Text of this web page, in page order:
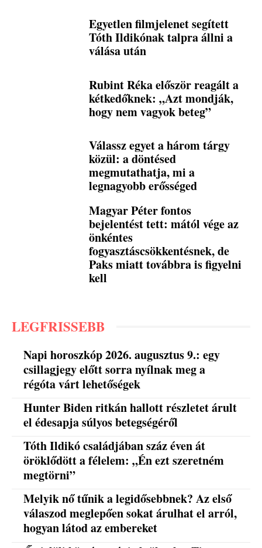
Egyetlen filmjelenet segített
Tóth Ildikónak talpra állni a
válása után
Rubint Réka először reagált a
kétkedőknek: „Azt mondják,
hogy nem vagyok beteg”
Válassz egyet a három tárgy
közül: a döntésed
megmutathatja, mi a
legnagyobb erősséged
Magyar Péter fontos
bejelentést tett: mától vége az
önkéntes
fogyasztáscsökkentésnek, de
Paks miatt továbbra is figyelni
kell
LEGFRISSEBB
Napi horoszkóp 2026. augusztus 9.: egy
csillagjegy előtt sorra nyílnak meg a
régóta várt lehetőségek
Hunter Biden ritkán hallott részletet árult
el édesapja súlyos betegségéről
Tóth Ildikó családjában száz éven át
öröklődött a félelem: „Én ezt szeretném
megtörni”
Melyik nő tűnik a legidősebbnek? Az első
válaszod meglepően sokat árulhat el arról,
hogyan látod az embereket